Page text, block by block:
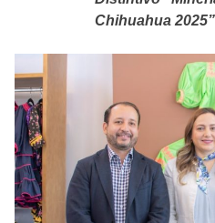
Chihuahua 2025”